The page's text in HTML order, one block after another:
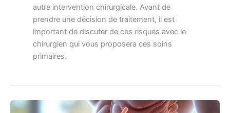
autre intervention chirurgicale. Avant de
prendre une décision de traitement, il est
important de discuter de ces risques avec le
chirurgien qui vous proposera ces soins
primaires.